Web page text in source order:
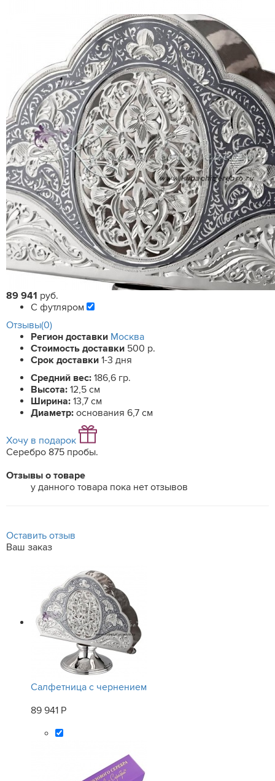
89 941 руб.
С футляром
Отзывы(0)
Регион доставки Москва
Стоимость доставки 500 р.
Срок доставки 1-3 дня
Средний вес: 186,6 гр.
Высота: 12,5 см
Ширина: 13,7 см
Диаметр: основания 6,7 см
Хочу в подарок
Серебро 875 пробы.
Отзывы о товаре
у данного товара пока нет отзывов
Оставить отзыв
Ваш заказ
Салфетница с чернением
89 941 Р